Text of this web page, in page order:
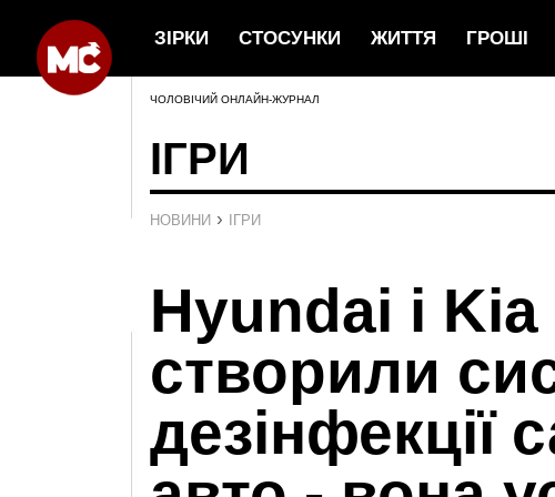
ЗІРКИ СТОСУНКИ ЖИТТЯ ГРОШІ
ЧОЛОВІЧИЙ ОНЛАЙН-ЖУРНАЛ
ІГРИ
НОВИНИ › ІГРИ
Hyundai і Kia
створили
дезінфекції